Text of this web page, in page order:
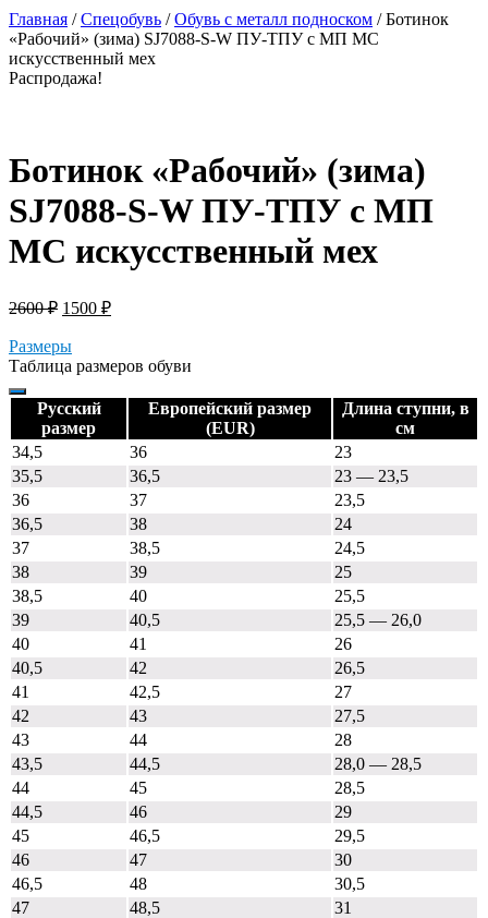
Главная /Спецобувь /Обувь с металл подноском / Ботинок
«Рабочий» (зима) SJ7088-S-W ПУ-ТПУ с МП МС
искусственный мех
Распродажа!
Ботинок «Рабочий» (зима)
SJ7088-S-W ПУ-ТПУ с МП
МС искусственный мех
2600₽ Первоначальная
составляла
2600 ₽.
1500 ₽Текущая
Размеры
Таблица размеров обуви
Русский
размер
Европейский размер
(EUR)
Длина ступни, в
см
34,5
36
23
35,5
36,5
23 — 23,5
36
37
23,5
36,5
38
24
37
38,5
24,5
38
39
25
38,5
40
25,5
39
40,5
25,5 — 26,0
40
41
26
40,5
42
26,5
41
42,5
27
42
43
27,5
43
44
28
43,5
44,5
28,0 — 28,5
44
45
28,5
44,5
46
29
45
46,5
29,5
46
47
30
46,5
48
30,5
47
48,5
31